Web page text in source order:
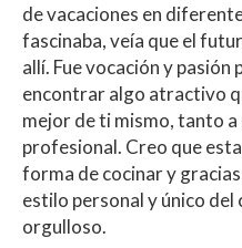
de vacaciones en
fascinaba, veía que el
allí. Fue vocación y pasión
encontrar algo atractivo
mejor de ti mismo, tanto
profesional. Creo que
forma de cocinar y
estilo personal y único del
orgulloso.